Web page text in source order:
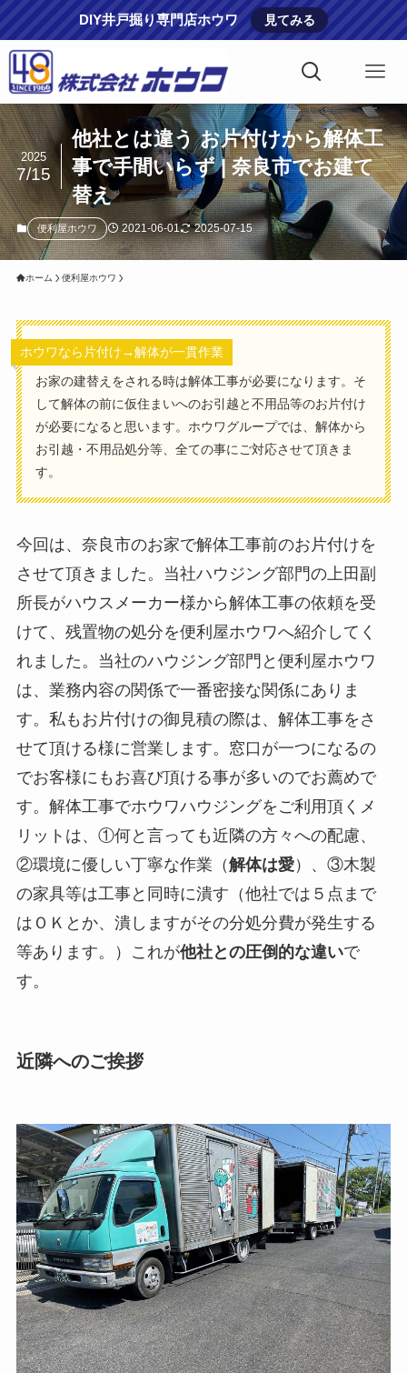
DIY井戸掘り専門店ホウワ 見てみる
他社とは違う お片付けから解体工
事で手間いらず | 奈良市でお建て
替え
2025
7/15
便利屋ホウワ 2021-06-01 2025-07-15
ホーム 便利屋ホウワ
ホウワなら片付け→解体が一貫作業
お家の建替えをされる時は解体工事が必要になります。そ
して解体の前に仮住まいへのお引越と不用品等のお片付け
が必要になると思います。ホウワグループでは、解体から
お引越・不用品処分等、全ての事にご対応させて頂きま
す。
今回は、奈良市のお家で解体工事前のお片付けを
させて頂きました。当社ハウジング部門の上田副
所長がハウスメーカー様から解体工事の依頼を受
けて、残置物の処分を便利屋ホウワへ紹介してく
れました。当社のハウジング部門と便利屋ホウワ
は、業務内容の関係で一番密接な関係にありま
す。私もお片付けの御見積の際は、解体工事をさ
せて頂ける様に営業します。窓口が一つになるの
でお客様にもお喜び頂ける事が多いのでお薦めで
す。解体工事でホウワハウジングをご利用頂くメ
リットは、①何と言っても近隣の方々への配慮、
②環境に優しい丁寧な作業（解体は愛）、③木製
の家具等は工事と同時に潰す（他社では５点まで
はＯＫとか、潰しますがその分処分費が発生する
等あります。）これが他社との圧倒的な違いで
す。
近隣へのご挨拶